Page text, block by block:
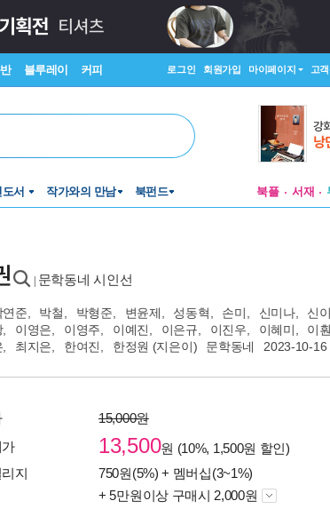
블루레이 커피 로그인 회원가입 마이페이지 고
서 작가와의 만남 북펀드 북플 서재
문학동네 시인선
연준 박철 박형준 변윤제 성동혁 손미 신미나, 신
, 이영은 이영주 이예진 이은규 이진우 이혜미 이훤
최지은 한여진 한정원 (지은이) 문학동네 2023-10-16
15,000원
13,500원 (10%, 1,500원 할인)
지
750원(5%) + 멤버십(3~1%)
+ 5만원이상 구매시 2,000원